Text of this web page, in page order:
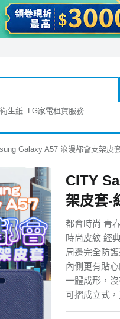
衛生紙 LG家電租賃服務
Galaxy A57 浪漫都會支架皮
CITY
架皮套-
都會時尚 青
時尚皮紋 經
周邊完全防
內側更有貼
一體成形，
可摺成立式